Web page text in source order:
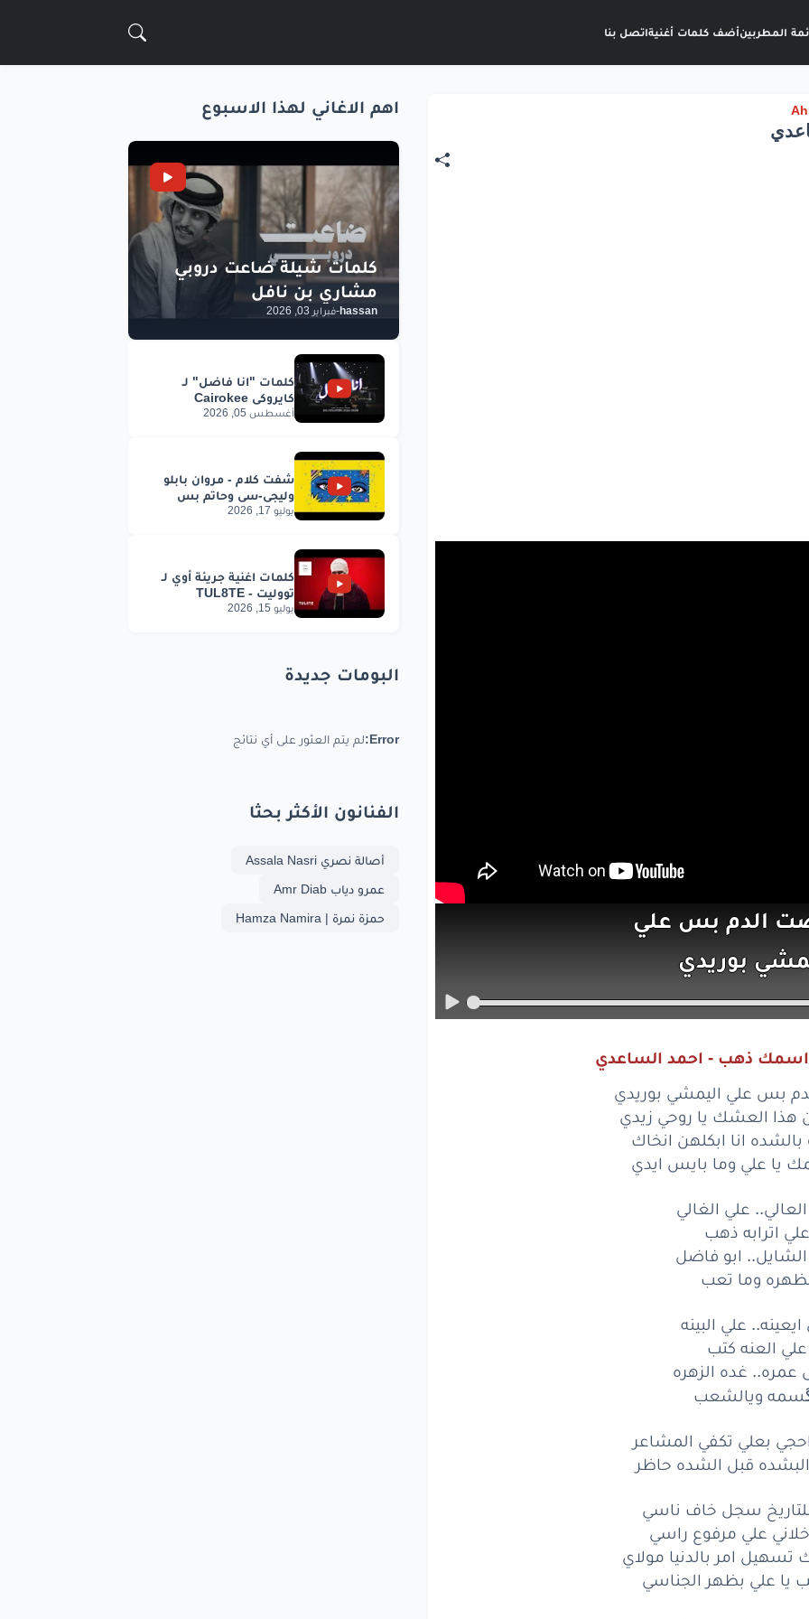
المطربينأضف كلمات أغنيةاتصل بنا
الدم بس علي
بوريدي
منهذاالعشك
انخاك
اسمكياعلي
بايس
ايدي
علي
اترابهذهب
ابوفاضل
وماتعب
عليالبينه
العنهكتب
عمره..غدهالزهره
ويالشعب
مناحجيبعلي
المشاعر
ذهب - احمد الساعدي
بس علي اليمشي بوريدي
هذا العشك يا روحي زيدي
انا ابكلهن انخاك
يا علي وما بايس ايدي
علي الغالي
علي اترابه ذهب
ابو فاضل
وما تعب
ايعينه.. علي البينه
علي العنه كتب
غده الزهره
ويالشعب
بعلي تكفي المشاعر
قبل الشده حاظر
للتاريخ سجل خاف ناسي
علي مرفوع راسي
امر بالدنيا مولاي
يا علي بظهر الجناسي
اهم الاغاني لهذا الاسبوع
hassan
-فبراير 03, 2026
أغسطس 05, 2026
يوليو 17, 2026
يوليو 15, 2026
البومات جديدة
Error: لم يتم العثور على أي نتائج
الفنانون الأكثر بحثا
أصالة نصري Assala Nasri
عمرو دياب Amr Diab
حمزة نمرة | Hamza Namira